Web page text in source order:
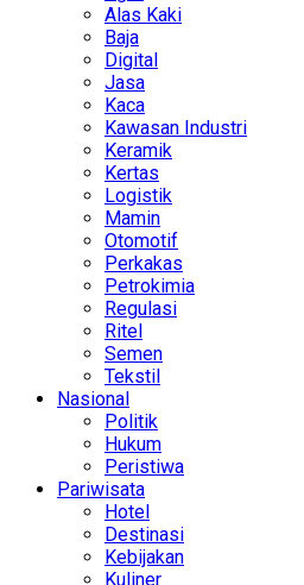
Alas Kaki
Baja
Digital
Jasa
Kaca
Kawasan Industri
Keramik
Kertas
Logistik
Mamin
Otomotif
Perkakas
Petrokimia
Regulasi
Ritel
Semen
Tekstil
Nasional
Politik
Hukum
Peristiwa
Pariwisata
Hotel
Destinasi
Kebijakan
Kuliner